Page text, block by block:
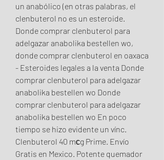
un anabólico (en otras palabras, el
clenbuterol no es un esteroide.
Donde comprar clenbuterol para
adelgazar anabolika bestellen wo,
donde comprar clenbuterol en oaxaca
- Esteroides legales a la venta Donde
comprar clenbuterol para adelgazar
anabolika bestellen wo Donde
comprar clenbuterol para adelgazar
anabolika bestellen wo En poco
tiempo se hizo evidente un vínc.
Clenbuterol 40 mсg Prime. Envío
Gratis en Mexico. Potente quemador